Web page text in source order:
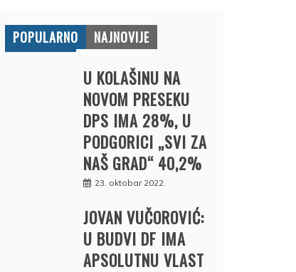
POPULARNO NAJNOVIJE
U KOLAŠINU NA
NOVOM PRESEKU
DPS IMA 28%, U
PODGORICI „SVI ZA
NAŠ GRAD“ 40,2%
23. oktobar 2022.
JOVAN VUČOROVIĆ:
U BUDVI DF IMA
APSOLUTNU VLAST